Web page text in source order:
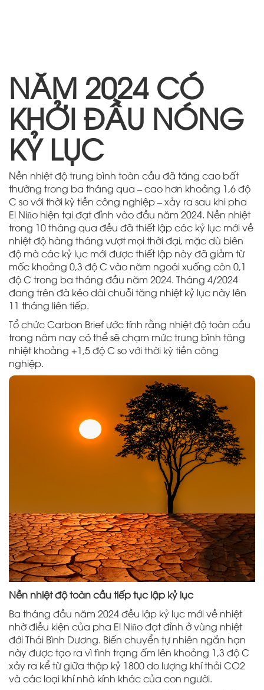
NĂM 2024 CÓ
KHỞI ĐẦU NÓNG
KỶ LỤC
Nền nhiệt độ trung bình toàn cầu đã tăng cao bất
thường trong ba tháng qua – cao hơn khoảng 1,6 độ
C so với thời kỳ tiền công nghiệp – xảy ra sau khi pha
El Niño hiện tại đạt đỉnh vào đầu năm 2024. Nền nhiệt
trong 10 tháng qua đều đã thiết lập các kỷ lục mới về
nhiệt độ hàng tháng vượt mọi thời đại, mặc dù biên
độ mà các kỷ lục mới được thiết lập này đã giảm từ
mốc khoảng 0,3 độ C vào năm ngoái xuống còn 0,1
độ C trong ba tháng đầu năm 2024. Tháng 4/2024
đang trên đà kéo dài chuỗi tăng nhiệt kỷ lục này lên
11 tháng liên tiếp.
Tổ chức Carbon Brief ước tính rằng nhiệt độ toàn cầu
trong năm nay có thể sẽ chạm mức trung bình tăng
nhiệt khoảng +1,5 độ C so với thời kỳ tiền công
nghiệp.
Nền nhiệt độ toàn cầu tiếp tục lập kỷ lục
Ba tháng đầu năm 2024 đều lập kỷ lục mới về nhiệt
nhờ điều kiện của pha El Niño đạt đỉnh ở vùng nhiệt
đới Thái Bình Dương. Biến chuyển tự nhiên ngắn hạn
này được tạo ra vì tình trạng ấm lên khoảng 1,3 độ C
xảy ra kể từ giữa thập kỷ 1800 do lượng khí thải CO2
và các loại khí nhà kính khác của con người.